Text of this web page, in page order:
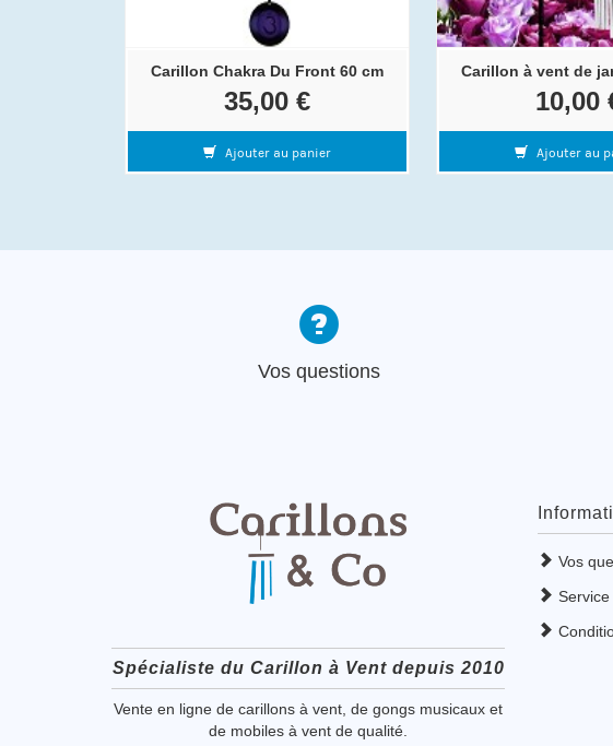
Carillon Chakra Du Front 60 cm
35,00 €
Ajouter au panier
Carillon à vent de
10,00
Ajouter au
Vos questions
Spécialiste du Carillon à Vent depuis 2010
Vente en ligne de carillons à vent, de gongs musicaux et
de mobiles à vent de qualité.
Vos